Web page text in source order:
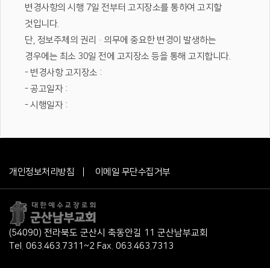
변경사항의 시행 7일 전부터 고지장소를 통하여 고지할
것입니다.
단, 정보주체의 권리·의무에 중요한 변경이 발생하는
경우에는 최소 30일 전에 고지장소 등을 통해 고지합니다.
- 변경사항 고지장소 :
- 공고일자 :
- 시행일자 :
개인정보처리방침 이메일 무단수집거부
(54090) 전라북도 군산시 축동안길 11 군산남부교회
Tel. 063.463.7311~2 Fax. 063.463.7313